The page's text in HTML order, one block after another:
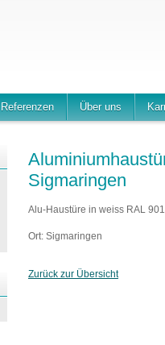
Referenzen Über uns
Sigmaringen
Alu-Haustüre in weiss RAL
Ort: Sigmaringen
Zurück zur Übersicht